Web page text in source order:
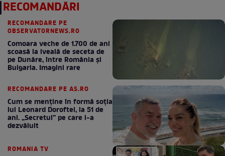
RECOMANDĂRI
RECOMANDARE PE
OBSERVATORNEWS.RO
Comoara veche de 1.700 de ani
scoasă la iveală de seceta de
pe Dunăre, între România şi
Bulgaria. Imagini rare
RECOMANDARE PE AS.RO
Cum se menţine în formă soţia
lui Leonard Doroftei, la 51 de
ani. „Secretul” pe care l-a
dezvăluit
ROMANIA TV